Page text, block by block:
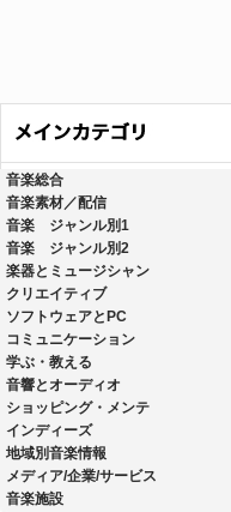
音楽総合
音楽素材／配信
音楽 ジャンル別1
音楽 ジャンル別2
楽器とミュージシャン
クリエイティブ
ソフトウェアとPC
コミュニケーション
学ぶ・教える
音響とオーディオ
ショッピング・メンテ
インディーズ
地域別音楽情報
メディア/企業/サービス
音楽施設